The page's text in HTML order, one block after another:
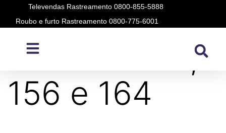
Televendas Rastreamento 0800-855-5888
Roubo e furto Rastreamento 0800-775-6001
Modelo:
155,
156 e 164